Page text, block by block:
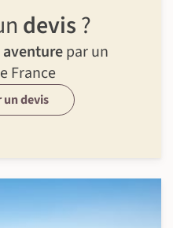
devis?
par un
France
un devis